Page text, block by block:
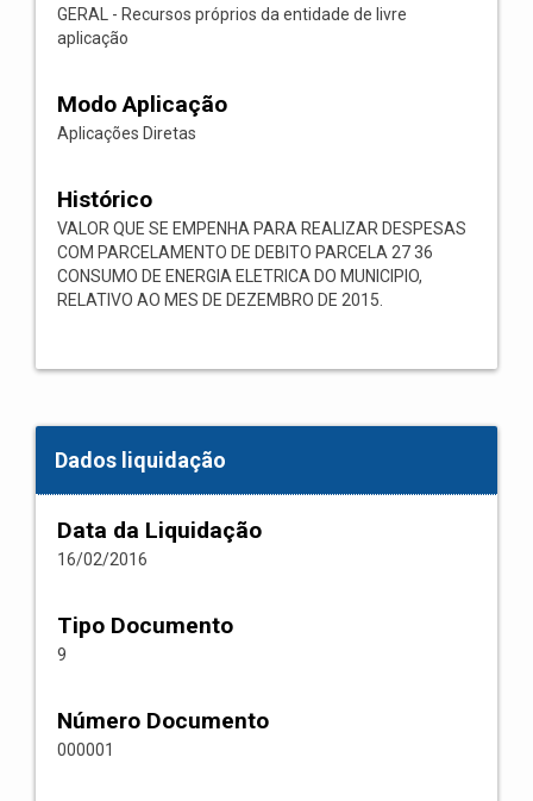
GERAL - Recursos próprios da entidade de livre
aplicação
Modo Aplicação
Aplicações Diretas
Histórico
VALOR QUE SE EMPENHA PARA REALIZAR DESPESAS
COM PARCELAMENTO DE DEBITO PARCELA 27 36
CONSUMO DE ENERGIA ELETRICA DO MUNICIPIO,
RELATIVO AO MES DE DEZEMBRO DE 2015.
Dados liquidação
Data da Liquidação
16/02/2016
Tipo Documento
9
Número Documento
000001